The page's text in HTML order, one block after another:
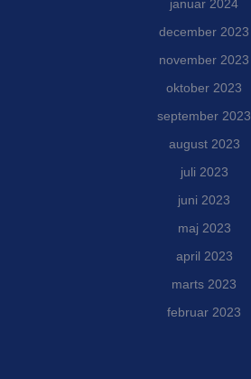
januar 2024
december 2023
november 2023
oktober 2023
september 2023
august 2023
juli 2023
juni 2023
maj 2023
april 2023
marts 2023
februar 2023